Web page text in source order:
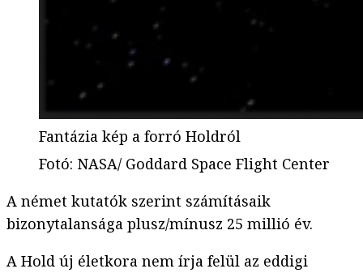
Fantázia kép a forró Holdról
Fotó: NASA/ Goddard Space Flight Center
A német kutatók szerint számításaik
bizonytalansága plusz/mínusz 25 millió év.
A Hold új életkora nem írja felül az eddigi